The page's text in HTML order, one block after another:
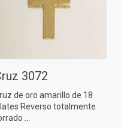
3072
de oro amarillo de 18
Reverso totalmente
...